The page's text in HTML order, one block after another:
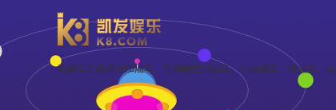
油罐车又称流动加油车、电脑税控加油车、引油槽车、装油车、